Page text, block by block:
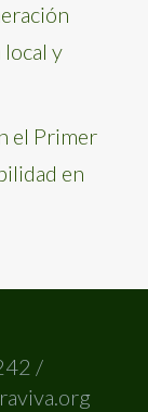
y
el Primer
en
/